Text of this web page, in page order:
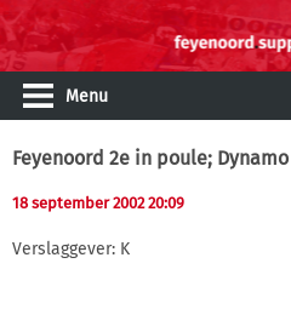
Menu
Feyenoord 2e in poule;
18 september 2002 20:09
Verslaggever: K